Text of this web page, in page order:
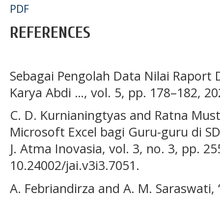
PDF
REFERENCES
Sebagai Pengolah Data Nilai Raport
Karya Abdi …, vol. 5, pp. 178–182,
C. D. Kurnianingtyas and Ratna
Microsoft Excel bagi Guru-guru di
J. Atma Inovasia, vol. 3, no. 3, pp.
10.24002/jai.v3i3.7051.
A. Febriandirza and A. M.